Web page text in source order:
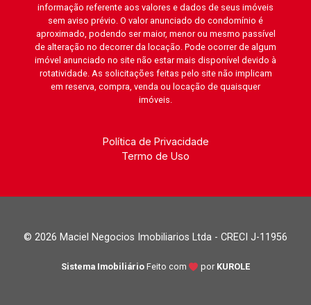
informação referente aos valores e dados de seus imóveis
sem aviso prévio. O valor anunciado do condomínio é
aproximado, podendo ser maior, menor ou mesmo passível
de alteração no decorrer da locação. Pode ocorrer de algum
imóvel anunciado no site não estar mais disponível devido à
rotatividade. As solicitações feitas pelo site não implicam
em reserva, compra, venda ou locação de quaisquer
imóveis.
Política de Privacidade
Termo de Uso
© 2026 Maciel Negocios Imobiliarios Ltda - CRECI J-11956
Sistema Imobiliário Feito com por KUROLE